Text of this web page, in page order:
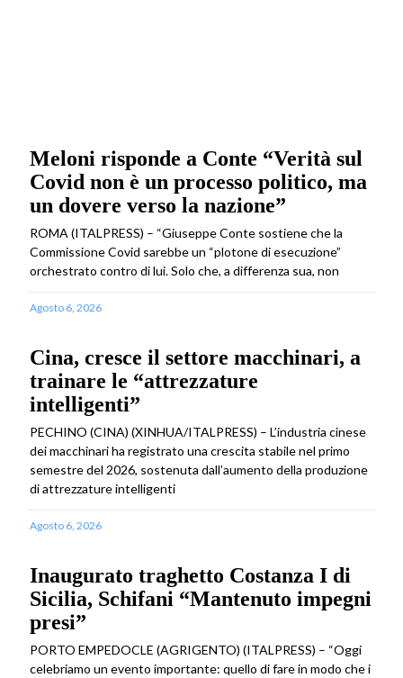
Meloni risponde a Conte “Verità sul
Covid non è un processo politico, ma
un dovere verso la nazione”
ROMA (ITALPRESS) – “Giuseppe Conte sostiene che la
Commissione Covid sarebbe un “plotone di esecuzione”
orchestrato contro di lui. Solo che, a differenza sua, non
Agosto 6, 2026
Cina, cresce il settore macchinari, a
trainare le “attrezzature
intelligenti”
PECHINO (CINA) (XINHUA/ITALPRESS) – L’industria cinese
dei macchinari ha registrato una crescita stabile nel primo
semestre del 2026, sostenuta dall’aumento della produzione
di attrezzature intelligenti
Agosto 6, 2026
Inaugurato traghetto Costanza I di
Sicilia, Schifani “Mantenuto impegni
presi”
PORTO EMPEDOCLE (AGRIGENTO) (ITALPRESS) – “Oggi
celebriamo un evento importante: quello di fare in modo che i